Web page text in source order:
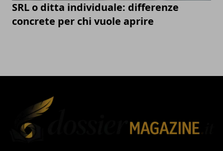
SRL o ditta individuale: differenze
concrete per chi vuole aprire